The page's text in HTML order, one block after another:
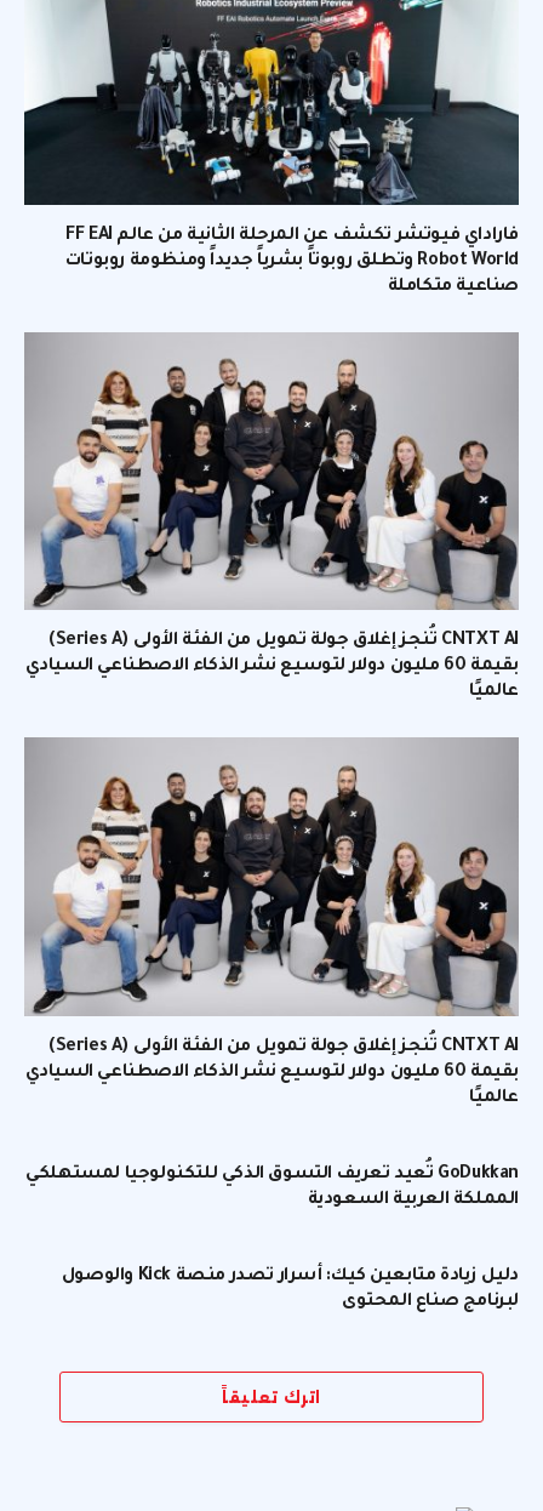
فاراداي فيوتشر تكشف عن المرحلة الثانية من عالم FF EAI
Robot World وتطلق روبوتاً بشرياً جديداً ومنظومة روبوتات
صناعية متكاملة
CNTXT AI تُنجز إغلاق جولة تمويل من الفئة الأولى (Series A)
بقيمة 60 مليون دولار لتوسيع نشر الذكاء الاصطناعي السيادي
عالميًا
CNTXT AI تُنجز إغلاق جولة تمويل من الفئة الأولى (Series A)
بقيمة 60 مليون دولار لتوسيع نشر الذكاء الاصطناعي السيادي
عالميًا
GoDukkan تُعيد تعريف التسوق الذكي للتكنولوجيا لمستهلكي
المملكة العربية السعودية
دليل زيادة متابعين كيك: أسرار تصدر منصة Kick والوصول
لبرنامج صناع المحتوى
اترك تعليقاً